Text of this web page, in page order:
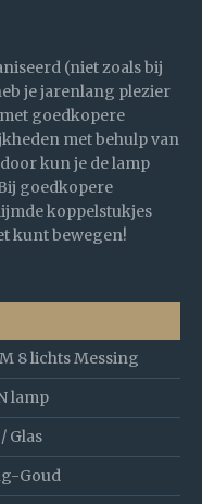
(niet zoals bij
je jarenlang plezier
goedkopere
met behulp van
kun je de lamp
goedkopere
koppelstukjes
kunt bewegen!
8 lichts Messing
lamp
Glas
Goud